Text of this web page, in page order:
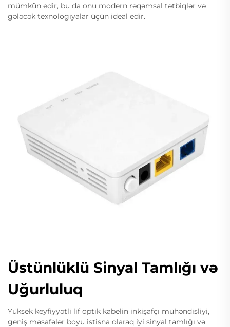
mümkün edir, bu da onu modern rəqəmsal tətbiqlər və
gələcək texnologiyalar üçün ideal edir.
Üstünlüklü Sinyal Tamlığı və
Uğurluluq
Yüksek keyfiyyətli lif optik kabelin inkişafçı mühəndisliyi,
geniş məsafələr boyu istisna olaraq iyi sinyal tamlığı və